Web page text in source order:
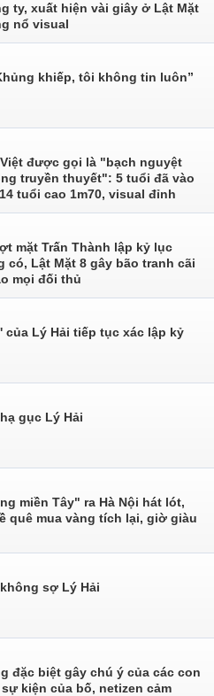
ty, xuất hiện vài giây ở Lật Mặt
nổ visual
khiếp, tôi không tin luôn”
được gọi là "bạch nguyệt
truyền thuyết": 5 tuổi đã vào
tuổi cao 1m70, visual đỉnh
mặt Trấn Thành lập kỷ lục
có, Lật Mặt 8 gây bão tranh cãi
mọi đối thủ
của Lý Hải tiếp tục xác lập kỷ
gục Lý Hải
miền Tây" ra Hà Nội hát lót,
quê mua vàng tích lại, giờ giàu
sợ Lý Hải
đặc biệt gây chú ý của các con
kiện của bố, netizen cảm